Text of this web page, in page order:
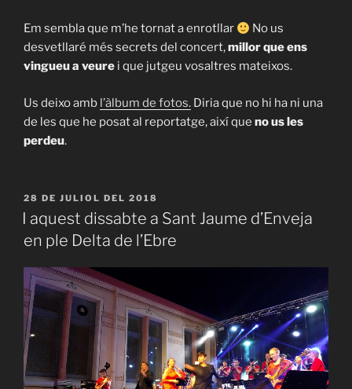
Em sembla que m’he tornat a enrotllar
No us
desvetllaré més secrets del concert,millor que ens
vingueu a veure i que jutgeu vosaltres mateixos.
Us deixo amb l’àlbum de fotos. Diria que no hi ha ni una
de les que he posat al reportatge, així que no us les
perdeu.
PUBLICAT
A
28 DE JULIOL DEL 2018
I aquest dissabte a Sant Jaume d’Enveja
en ple Delta de l’Ebre